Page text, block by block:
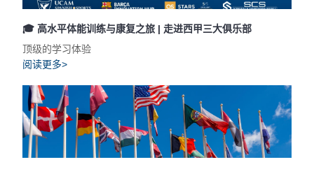
🎓 高水平体能训练与康复之旅 | 走进西甲三大俱乐部
顶级的学习体验
阅读更多>